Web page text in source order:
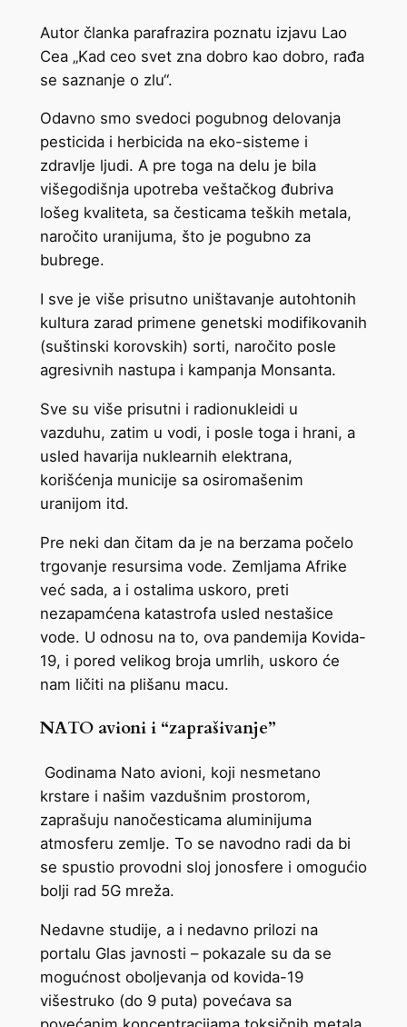
Autor članka parafrazira poznatu izjavu Lao
Cea „Kad ceo svet zna dobro kao dobro, rađa
se saznanje o zlu“.
Odavno smo svedoci pogubnog delovanja
pesticida i herbicida na eko-sisteme i
zdravlje ljudi. A pre toga na delu je bila
višegodišnja upotreba veštačkog đubriva
lošeg kvaliteta, sa česticama teških metala,
naročito uranijuma, što je pogubno za
bubrege.
I sve je više prisutno uništavanje autohtonih
kultura zarad primene genetski modifikovanih
(suštinski korovskih) sorti, naročito posle
agresivnih nastupa i kampanja Monsanta.
Sve su više prisutni i radionukleidi u
vazduhu, zatim u vodi, i posle toga i hrani, a
usled havarija nuklearnih elektrana,
korišćenja municije sa osiromašenim
uranijom itd.
Pre neki dan čitam da je na berzama počelo
trgovanje resursima vode. Zemljama Afrike
već sada, a i ostalima uskoro, preti
nezapamćena katastrofa usled nestašice
vode. U odnosu na to, ova pandemija Kovida-
19, i pored velikog broja umrlih, uskoro će
nam ličiti na plišanu macu.
NATO avioni i “zaprašivanje”
Godinama Nato avioni, koji nesmetano
krstare i našim vazdušnim prostorom,
zaprašuju nanočesticama aluminijuma
atmosferu zemlje. To se navodno radi da bi
se spustio provodni sloj jonosfere i omogućio
bolji rad 5G mreža.
Nedavne studije, a i nedavno prilozi na
portalu Glas javnosti – pokazale su da se
mogućnost oboljevanja od kovida-19
višestruko (do 9 puta) povećava sa